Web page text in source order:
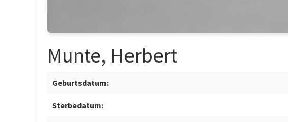
Munte, Herbert
Geburtsdatum:
Sterbedatum: